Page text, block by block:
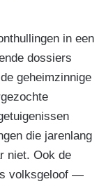
in een
dossiers
geheimzinnige
die jarenlang
niet. Ook de
volksgeloof —